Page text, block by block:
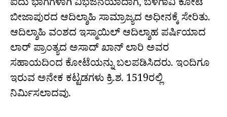
ಐದು ಭಾಗಗಳಾಗಿ ವಿಭಜನೆಯಾದಾಗ, ಬೆಳಗಾವಿ ಕೋಟೆ
ಬೀಜಾಪುರದ ಆದಿಲ್ಶಾಹಿ ಸಾಮ್ರಾಜ್ಯದ ಅಧೀನಕ್ಕೆ ಸೇರಿತು.
ಆದಿಲ್ಶಾಹಿ ವಂಶದ ಇಸ್ಮಾಯಿಲ್ ಆದಿಲ್ಶಾಹ ಪರ್ಷಿಯಾದ
ಲಾರ್ ಪ್ರಾಂತ್ಯದ ಅಸಾದ್ ಖಾನ್ ಲಾರಿ ಅವರ
ಸಹಾಯದಿಂದ ಕೋಟೆಯನ್ನು ಬಲಪಡಿಸಿದರು. ಇಂದಿಗೂ
ಇರುವ ಅನೇಕ ಕಟ್ಟಡಗಳು ಕ್ರಿ.ಶ. 1519ರಲ್ಲಿ
ನಿರ್ಮಿಸಲಾದವು.